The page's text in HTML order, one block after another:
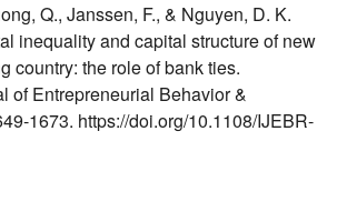
Q., Janssen, F., & Nguyen, D. K.
inequality and capital structure of new
country: the role of bank ties.
of Entrepreneurial Behavior &
1673. https://doi.org/10.1108/IJEBR-